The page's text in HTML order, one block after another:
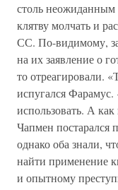
столь неожиданным
клятву молчать и
СС. По-видимому,
на их заявление о
то отреагировали.
испугался
использовать. А
Чапмен постарался
однако оба знали,
найти применение
и опытному